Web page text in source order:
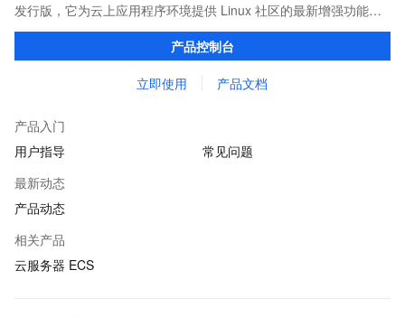
发行版，它为云上应用程序环境提供 Linux 社区的最新增强功能，
在提供云上最佳用户体验的同时，也针对阿里云基础设施做了深度
产品控制台
立即使用 产品文档
产品入门
用户指导
常见问题
最新动态
产品动态
相关产品
云服务器 ECS